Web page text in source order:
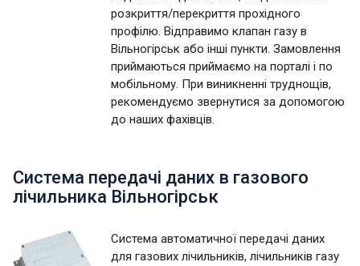
розкриття/перекриття прохідного
профілю. Відправимо клапан газу в
Вільногірськ або інші пункти. Замовлення
приймаються приймаємо на порталі і по
мобільному. При виникненні труднощів,
рекомендуємо звернутися за допомогою
до наших фахівців.
Система передачі даних в газового
лічильника Вільногірськ
Система автоматичної передачі даних
для газових лічильників, лічильників газу